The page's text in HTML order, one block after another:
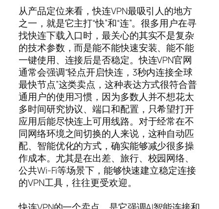
从产品定位来看，快连VPN最吸引人的地方
之一，就是它主打“快”和“连”。很多用户在寻
找快连下载入口时，最关心的其实不是复杂
的技术参数，而是能不能快速安装、能不能
一键使用、连接后是否稳定。快连VPN官网
通常会强调“轻点开启快连，3秒内连接全球
最快节点”这类卖点，这种表达方式很符合普
通用户的使用习惯，因为多数人并不想花太
多时间研究协议、端口和配置，只希望打开
应用后能尽快连上可用线路。对于经常在不
同网络环境之间切换的人来说，这种自动匹
配、智能优化的方式，确实能够减少很多操
作成本。尤其是在出差、旅行、校园网络、
公共Wi-Fi等场景下，能够快速建立稳定连接
的VPN工具，往往更受欢迎。